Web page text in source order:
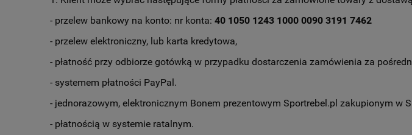
- przelew bankowy na konto: nr konta: 40 1050 1243 1000 0090 3191 7462
- przelew elektroniczny, lub karta kredytowa,
- płatność przy odbiorze gotówką w przypadku dostarczenia zamówienia za
- systemem płatności PayPal.
- jednorazowym, elektronicznym Bonem prezentowym Sportrebel.pl zakupionym w
- płatnością w systemie ratalnym.